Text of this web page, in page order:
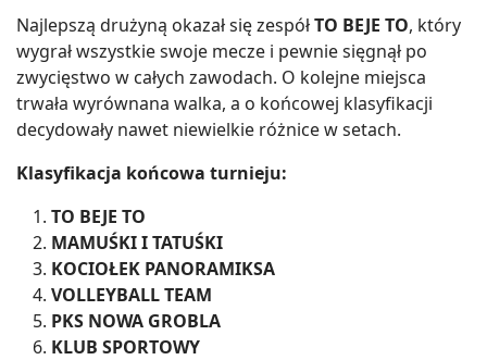
Najlepszą drużyną okazał się zespółTO BEJE TO, który
wygrał wszystkie swoje mecze i pewnie sięgnął po
zwycięstwo w całych zawodach. O kolejne miejsca
trwała wyrównana walka, a o końcowej klasyfikacji
decydowały nawet niewielkie różnice w setach.
Klasyfikacja końcowa turnieju:
TO BEJE TO
MAMUŚKI I TATUŚKI
KOCIOŁEK PANORAMIKSA
VOLLEYBALL TEAM
PKS NOWA GROBLA
KLUB SPORTOWY